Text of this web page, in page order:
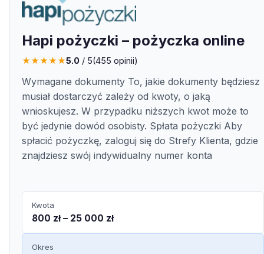
Hapi pożyczki – pożyczka online
★★★★★5.0 / 5(455 opinii)
Wymagane dokumenty To, jakie dokumenty będziesz
musiał dostarczyć zależy od kwoty, o jaką
wnioskujesz. W przypadku niższych kwot może to
być jedynie dowód osobisty. Spłata pożyczki Aby
spłacić pożyczkę, zaloguj się do Strefy Klienta, gdzie
znajdziesz swój indywidualny numer konta
Kwota
800 zł – 25 000 zł
Okres